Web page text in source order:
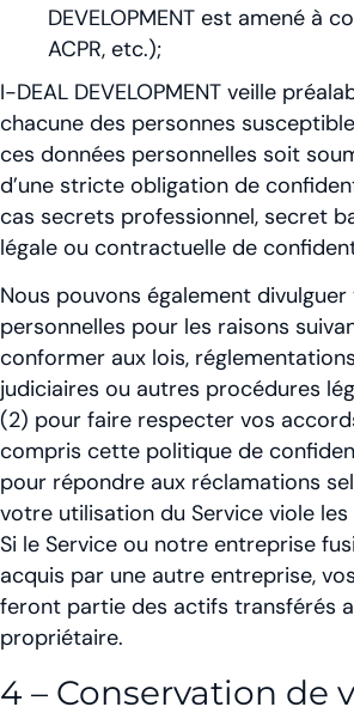
DEVELOPMENT est amené à
ACPR, etc.);
I-DEAL DEVELOPMENT veille
chacune des personnes
ces données personnelles soit
d’une stricte obligation de
cas secrets professionnel, secret
légale ou contractuelle de
Nous pouvons également
personnelles pour les raisons
conformer aux lois,
judiciaires ou autres procédures
(2) pour faire respecter vos
compris cette politique de
pour répondre aux réclamations
votre utilisation du Service viole les
Si le Service ou notre entreprise
acquis par une autre entreprise,
feront partie des actifs transférés
propriétaire.
4 – Conservation de